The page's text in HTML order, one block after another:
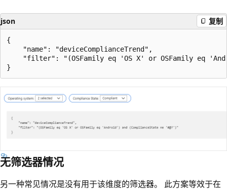
json 复制
{
    "name": "deviceComplianceTrend",
"filter": "(OSFamily eq 'OS X' or OSFamily eq
无筛选器情况
另一种常见情况是没有用于该维度的筛选器。 此方案等效于在